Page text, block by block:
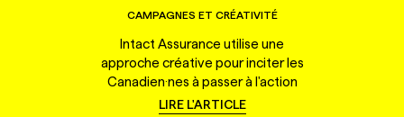
CAMPAGNES ET CRÉATIVITÉ
Intact Assurance utilise une
approche créative pour inciter les
Canadien·nes à passer à l'action
LIRE L'ARTICLE